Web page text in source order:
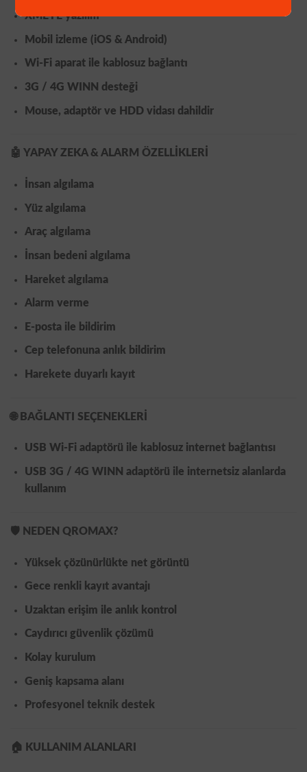
XMEYE yazılım
Mobil izleme (iOS & Android )
Wi-Fi aparat ile kablosuz bağlantı
3G / 4G WINN desteği
Mouse, adaptör ve HDD vidası dahildir
🤖 YAPAY ZEKA & ALARM ÖZELLİKLERİ
İnsan algılama
Yüz algılama
Araç algılama
İnsan bedeni algılama
Hareket algılama
Alarm verme
E-posta ile bildirim
Cep telefonuna anlık bildirim
Harekete duyarlı kayıt
🌐 BAĞLANTI SEÇENEKLERİ
USB Wi-Fi adaptörü ile kablosuz internet bağlantısı
USB 3G / 4G WINN adaptörü ile internetsiz alanlarda
kullanım
🛡️ NEDEN QROMAX?
Yüksek çözünürlükte net görüntü
Gece renkli kayıt avantajı
Uzaktan erişim ile anlık kontrol
Caydırıcı güvenlik çözümü
Kolay kurulum
Geniş kapsama alanı
Profesyonel teknik destek
🏠 KULLANIM ALANLARI